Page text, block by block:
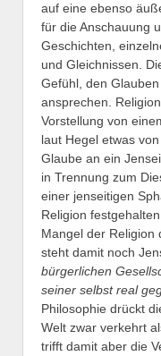
auf eine ebenso
für die Anschauung
Geschichten,
und Gleichnissen.
Gefühl, den
ansprechen.
Vorstellung von
laut Hegel etwas
Glaube an ein
in Trennung zum
einer jenseitigen
Religion
Mangel der Religion
steht damit noch
bürgerlichen
seiner selbst real
Philosophie drückt
Welt zwar verkehrt
trifft damit aber die